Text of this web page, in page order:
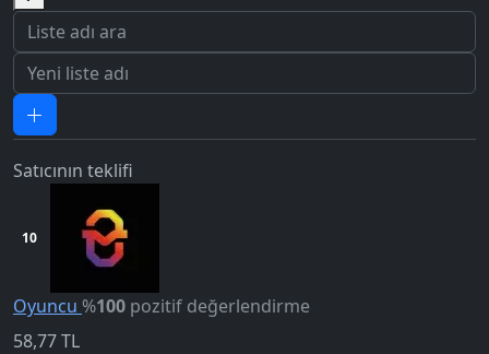
Satıcının teklifi
10
Oyuncu %100 pozitif değerlendirme
58,77TL